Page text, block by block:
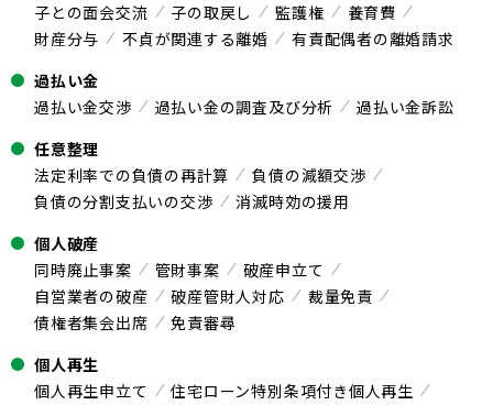
子との面会交流
子の取戻し 監護権
養育費
財産分与
不貞が関連する離婚
有責配偶者の離婚請求
過払い金
過払い金交渉
過払い金の調査及び分析
過払い金訴訟
任意整理
法定利率での負債の再計算
負債の減額交渉
負債の分割支払いの交渉
消滅時効の援用
個人破産
同時廃止事案
管財事案
破産申立て
自営業者の破産
破産管財人対応
裁量免責
債権者集会出席
免責審尋
個人再生
個人再生申立て
住宅ローン特別条項付き個人再生